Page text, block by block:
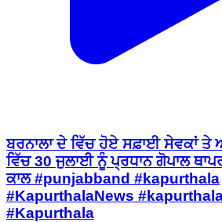
ਬਰਨਾਲਾ ਦੇ ਵਿੱਚ ਹੋਏ ਸਫ਼ਾਈ ਸੇਵਕਾਂ
ਵਿੱਚ 30 ਜੁਲਾਈ ਨੂੰ ਪ੍ਰਧਾਨ ਗੋਪਾਲ
ਕਾਲ #punjabband #kapurthala
#KapurthalaNews
#Kapurthala